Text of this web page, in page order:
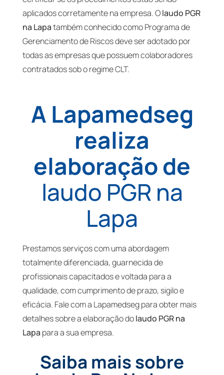
aplicados corretamente na empresa. Olaudo PGR
na Lapatambém conhecido como Programa de
Gerenciamento de Riscos deve ser adotado por
todas as empresas que possuem colaboradores
contratados sob o regime CLT.
A Lapamedseg
realiza
elaboração de
laudo PGR na
Lapa
Prestamos serviços com uma abordagem
totalmente diferenciada, guarnecida de
profissionais capacitados e voltada para a
qualidade, com cumprimento de prazo, sigilo e
eficácia. Fale com a Lapamedseg para obter mais
detalhes sobre a elaboração dolaudo PGR na
Lapa para a sua empresa.
Saiba mais sobre